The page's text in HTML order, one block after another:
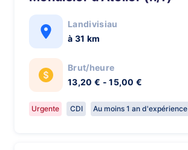
Landivisiau
à 31 km
Brut/heure
13,20 € - 15,00 €
Urgente CDI Au moins 1 an d'expérience